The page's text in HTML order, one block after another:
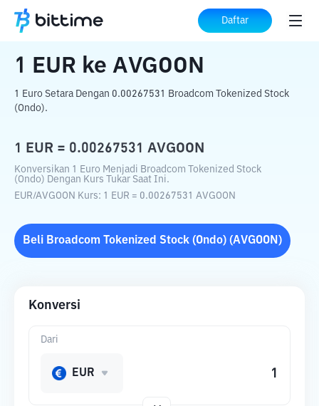
Daftar
Beranda Konverter Kripto ke AVGOON
1 EUR ke AVGOON
1 Euro Setara Dengan 0.00267531 Broadcom Tokenized Stock
(Ondo).
1 EUR = 0.00267531 AVGOON
Konversikan 1 Euro Menjadi Broadcom Tokenized Stock
(Ondo) Dengan Kurs Tukar Saat Ini.
EUR/AVGOON Kurs: 1 EUR = 0.00267531 AVGOON
Beli Broadcom Tokenized Stock (Ondo) (AVGOON )
Konversi
Dari
EUR